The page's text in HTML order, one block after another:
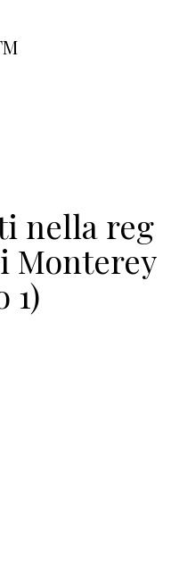
nella reg
Monterey
1)